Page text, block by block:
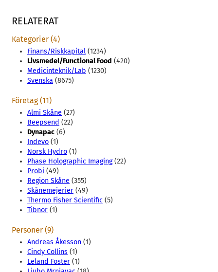
RELATERAT
Kategorier (4)
Finans/Riskkapital (1234)
Livsmedel/Functional Food (420)
Medicinteknik/Lab (1230)
Svenska (8675)
Företag (11)
Almi Skåne (27)
Beepsend (22)
Dynapac (6)
Indevo (1)
Norsk Hydro (1)
Phase Holographic Imaging(22)
Probi (49)
Region Skåne (355)
Skånemejerier (49)
Thermo Fisher Scientific (5)
Tibnor (1)
Personer (9)
Andreas Åkesson (1)
Cindy Collins (1)
Leland Foster (1)